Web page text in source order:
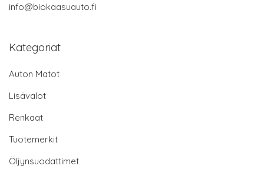
info@biokaasuauto.fi
Kategoriat
Auton Matot
Lisävalot
Renkaat
Tuotemerkit
Öljynsuodattimet